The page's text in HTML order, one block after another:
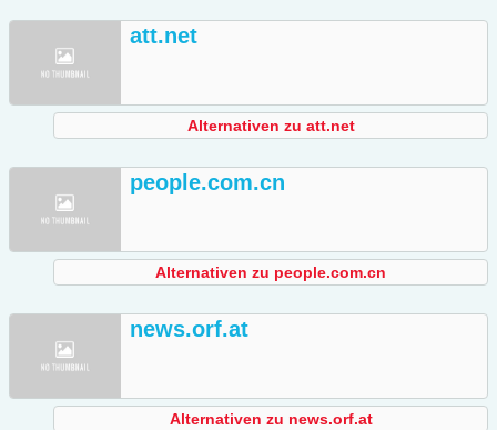
att.net
Alternativen zu att.net
people.com.cn
Alternativen zu people.com.cn
news.orf.at
Alternativen zu news.orf.at